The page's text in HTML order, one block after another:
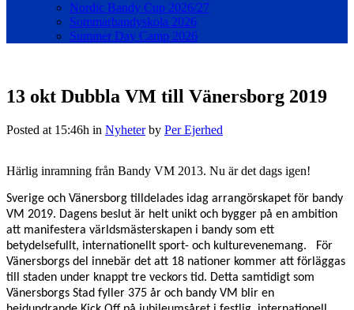
Nordic Bandy Cup 2026/27
Sommarbandyskola 2026
Summer Day Camp 2026
13 okt Dubbla VM till Vänersborg 2019
Posted at 15:46h in Nyheter by Per Ejerhed
Härlig inramning från Bandy VM 2013. Nu är det dags igen!
Sverige och Vänersborg tilldelades idag arrangörskapet för bandy
VM 2019. Dagens beslut är helt unikt och bygger på en ambition
att manifestera världsmästerskapen i bandy som ett
betydelsefullt, internationellt sport- och kulturevenemang.
För
Vänersborgs del innebär det att 18 nationer kommer att förläggas
till staden under knappt tre veckors tid. Detta samtidigt som
Vänersborgs Stad fyller 375 år och bandy VM blir en